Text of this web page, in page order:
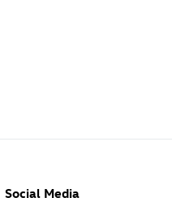
Social Media